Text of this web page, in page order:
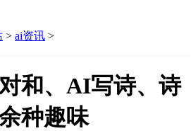
> ai资讯 >
和、AI写诗、诗
种趣味